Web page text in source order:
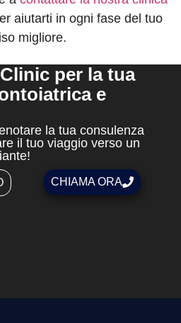
aiutarti in ogni fase del tuo
migliore.
per la tua
e
la tua consulenza
il tuo viaggio verso un
CHIAMA ORA